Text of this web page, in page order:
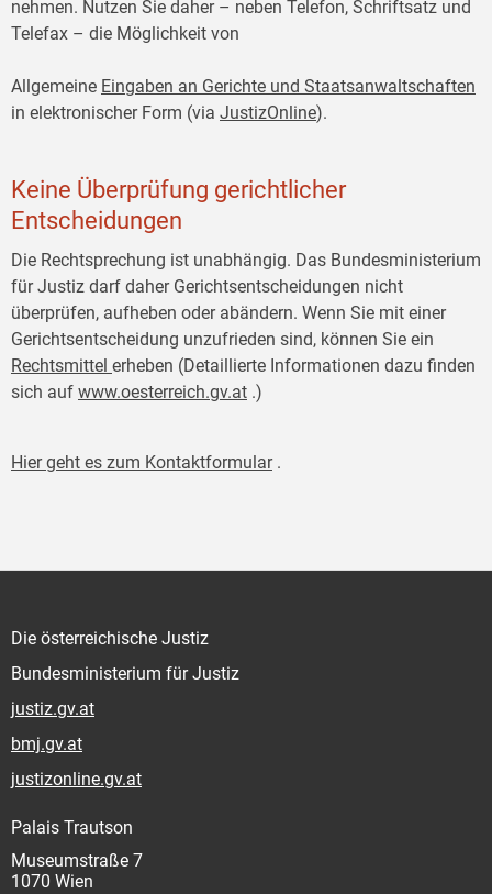
nehmen. Nutzen Sie daher – neben Telefon, Schriftsatz und
Telefax – die Möglichkeit von
Allgemeine Eingaben an Gerichte und Staatsanwaltschaften
in elektronischer Form (via JustizOnline).
Keine Überprüfung gerichtlicher
Entscheidungen
Die Rechtsprechung ist unabhängig. Das Bundesministerium
für Justiz darf daher Gerichtsentscheidungen nicht
überprüfen, aufheben oder abändern. Wenn Sie mit einer
Gerichtsentscheidung unzufrieden sind, können Sie ein
Rechtsmittel erheben (Detaillierte Informationen dazu finden
sich auf www.oesterreich.gv.at .)
Hier geht es zum Kontaktformular.
Die österreichische Justiz
Bundesministerium für Justiz
justiz.gv.at
bmj.gv.at
justizonline.gv.at
Palais Trautson
Museumstraße 7
1070 Wien